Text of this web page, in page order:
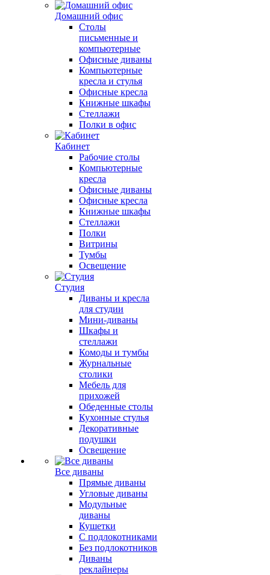
Домашний офис
Столы
письменные и
компьютерные
Офисные диваны
Компьютерные
кресла и стулья
Офисные кресла
Книжные шкафы
Стеллажи
Полки в офис
Кабинет
Рабочие столы
Компьютерные
кресла
Офисные диваны
Офисные кресла
Книжные шкафы
Стеллажи
Полки
Витрины
Тумбы
Освещение
Студия
Диваны и кресла
для студии
Мини-диваны
Шкафы и
стеллажи
Комоды и тумбы
Журнальные
столики
Мебель для
прихожей
Обеденные столы
Кухонные стулья
Декоративные
подушки
Освещение
Все диваны
Прямые диваны
Угловые диваны
Модульные
диваны
Кушетки
С подлокотниками
Без подлокотников
Диваны
реклайнеры